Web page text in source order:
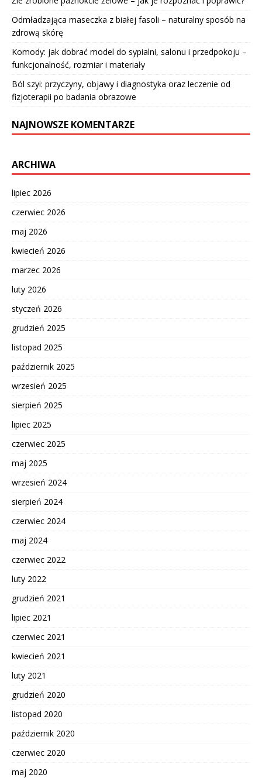
Odmładzająca maseczka z białej fasoli – naturalny sposób na
zdrową skórę
Komody: jak dobrać model do sypialni, salonu i przedpokoju –
funkcjonalność, rozmiar i materiały
Ból szyi: przyczyny, objawy i diagnostyka oraz leczenie od
fizjoterapii po badania obrazowe
NAJNOWSZE KOMENTARZE
ARCHIWA
lipiec 2026
czerwiec 2026
maj 2026
kwiecień 2026
marzec 2026
luty 2026
styczeń 2026
grudzień 2025
listopad 2025
październik 2025
wrzesień 2025
sierpień 2025
lipiec 2025
czerwiec 2025
maj 2025
wrzesień 2024
sierpień 2024
czerwiec 2024
maj 2024
czerwiec 2022
luty 2022
grudzień 2021
lipiec 2021
czerwiec 2021
kwiecień 2021
luty 2021
grudzień 2020
listopad 2020
październik 2020
czerwiec 2020
maj 2020